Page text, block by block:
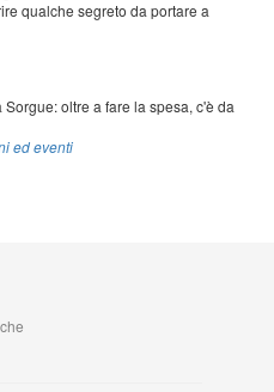
qualche segreto da portare a
oltre a fare la spesa, c'è da
ed eventi